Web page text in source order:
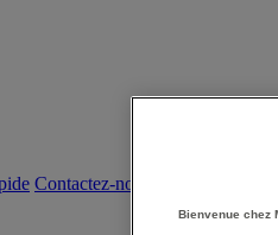
Contactez-nous
Bienvenue chez